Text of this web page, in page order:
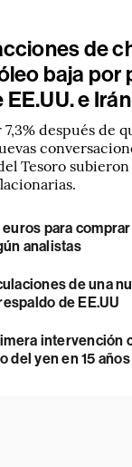
de
baja por
e Irán
después de
Tesoro
euros para
analistas
de una
de EE.UU
intervención
del yen en 15 años